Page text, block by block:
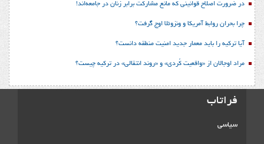
در ضرورت اصلاح قوانینی که مانع مشارکت برابر زنان در جامعه‌اند!
چرا بحران روابط آمریکا و ونزوئلا اوج گرفت؟
آیا ترکیه را باید معمار جدید امنیت منطقه دانست؟
مراد اوجالان از «واقعیت کُردی» و «روند انتقالی» در ترکیه چیست؟
فراتاب
سیاسی